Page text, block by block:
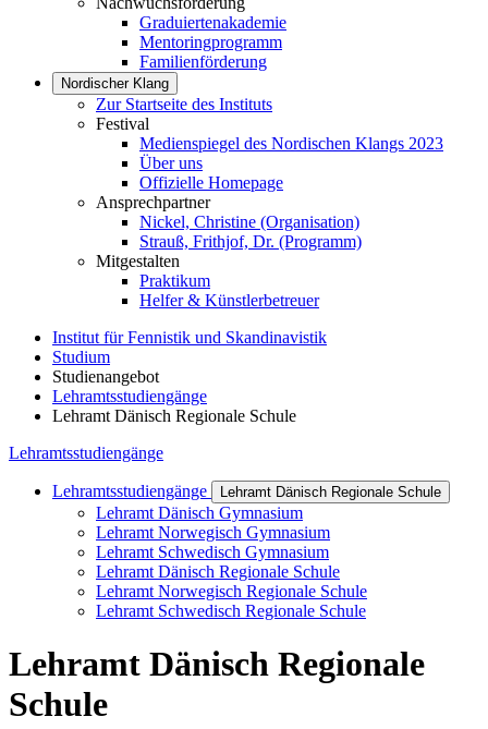
Graduiertenakademie
Mentoringprogramm
Familienförderung
Nordischer Klang
Zur Startseite des Instituts
Festival
Medienspiegel des Nordischen Klangs 2023
Über uns
Offizielle Homepage
Ansprechpartner
Nickel, Christine (Organisation)
Strauß, Frithjof, Dr. (Programm)
Mitgestalten
Praktikum
Helfer & Künstlerbetreuer
Institut für Fennistik und Skandinavistik
Studium
Studienangebot
Lehramtsstudiengänge
Lehramt Dänisch Regionale Schule
Lehramtsstudiengänge
Lehramtsstudiengänge Lehramt Dänisch Regionale Schule
Lehramt Dänisch Gymnasium
Lehramt Norwegisch Gymnasium
Lehramt Schwedisch Gymnasium
Lehramt Dänisch Regionale Schule
Lehramt Norwegisch Regionale Schule
Lehramt Schwedisch Regionale Schule
Lehramt Dänisch Regionale
Schule